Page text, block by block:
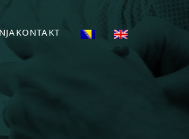
KONTAKT